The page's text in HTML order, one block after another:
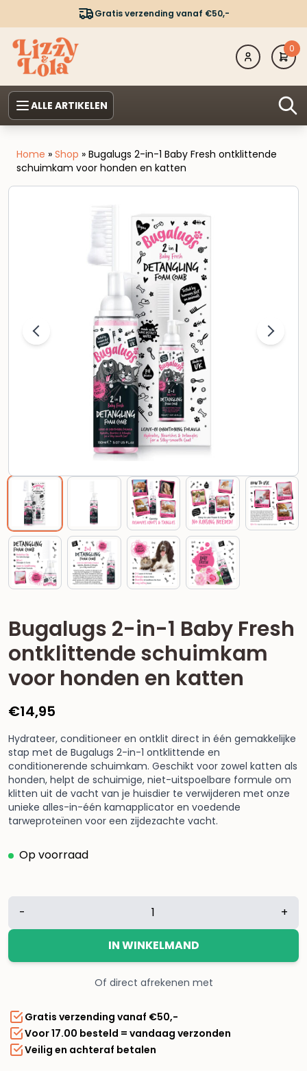
Gratis verzending vanaf €50,-
0
ALLE ARTIKELEN
Home » Shop » Bugalugs 2-in-1 Baby Fresh ontklittende
schuimkam voor honden en katten
Bugalugs 2-in-1 Baby Fresh
ontklittende schuimkam
voor honden en katten
€14,95
Hydrateer, conditioneer en ontklit direct in één gemakkelijke
stap met de Bugalugs 2-in-1 ontklittende en
conditionerende schuimkam. Geschikt voor zowel katten als
honden, helpt de schuimige, niet-uitspoelbare formule om
klitten uit de vacht van je huisdier te verwijderen met onze
unieke alles-in-één kamapplicator en voedende
tarweproteïnen voor een zijdezachte vacht.
Op voorraad
in-
schuimkam
voor
honden
- +
IN WINKELMAND
Of direct afrekenen met
Gratis verzending vanaf €50,-
Voor 17.00 besteld = vandaag verzonden
Veilig en achteraf betalen